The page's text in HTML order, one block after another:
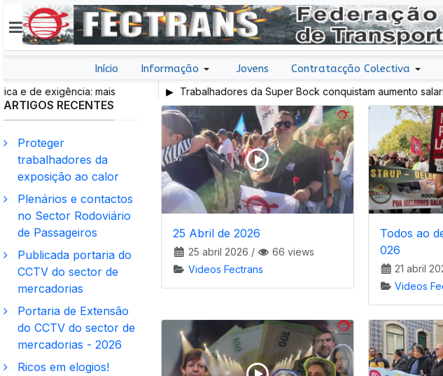
Início Informação Jovens Contratacção Colectiva
exigência: mais
e mais SNS
Trabalhadores da Super Bock conquistam aumento salarial
25 Abril de 2026
25 abril 2026 /
66 views
Videos Fectrans
Todos ao
026
21 abril
Videos
ARTIGOS RECENTES
Proteger
trabalhadores da
exposição ao calor
Plenários e contactos
no Sector Rodoviário
de Passageiros
Publicada portaria do
CCTV do sector de
mercadorias
Portaria de Extensão
do CCTV do sector de
mercadorias - 2026
Ricos em elogios!